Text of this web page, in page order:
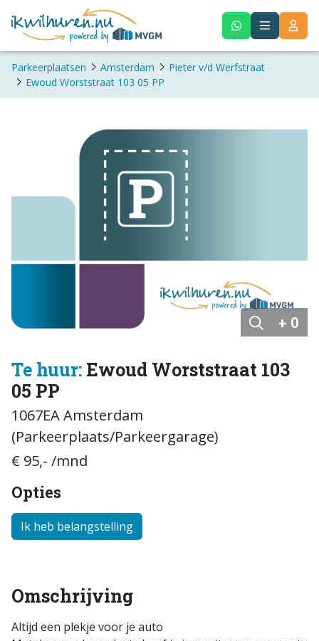
Parkeerplaatsen Amsterdam
Pieter v/d Werfstraat
Ewoud Worststraat 103 05 PP
+ 0
Te huur: Ewoud Worststraat 103
05 PP
1067EA Amsterdam
(Parkeerplaats/Parkeergarage)
€ 95,- /mnd
Opties
Ik heb belangstelling
Omschrijving
Altijd een plekje voor je auto